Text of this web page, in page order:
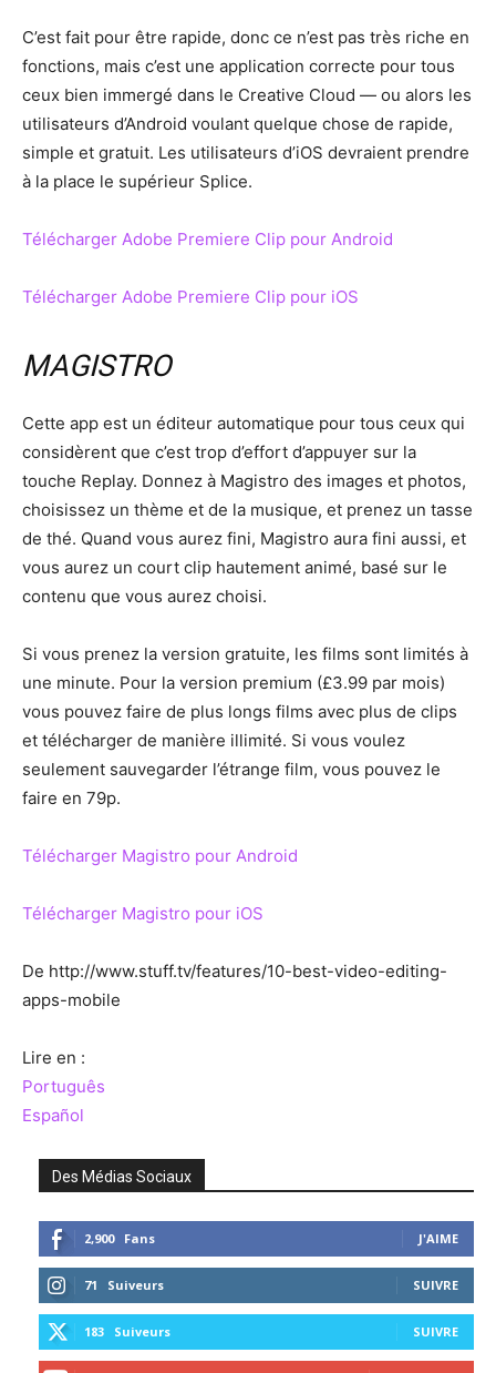
C’est fait pour être rapide, donc ce n’est pas très riche en
fonctions, mais c’est une application correcte pour tous
ceux bien immergé dans le Creative Cloud — ou alors les
utilisateurs d’Android voulant quelque chose de rapide,
simple et gratuit. Les utilisateurs d’iOS devraient prendre
à la place le supérieur Splice.
Télécharger Adobe Premiere Clip pour Android
Télécharger Adobe Premiere Clip pour iOS
MAGISTRO
Cette app est un éditeur automatique pour tous ceux qui
considèrent que c’est trop d’effort d’appuyer sur la
touche Replay. Donnez à Magistro des images et photos,
choisissez un thème et de la musique, et prenez un tasse
de thé. Quand vous aurez fini, Magistro aura fini aussi, et
vous aurez un court clip hautement animé, basé sur le
contenu que vous aurez choisi.
Si vous prenez la version gratuite, les films sont limités à
une minute. Pour la version premium (£3.99 par mois)
vous pouvez faire de plus longs films avec plus de clips
et télécharger de manière illimité. Si vous voulez
seulement sauvegarder l’étrange film, vous pouvez le
faire en 79p.
Télécharger Magistro pour Android
Télécharger Magistro pour iOS
De http://www.stuff.tv/features/10-best-video-editing-
apps-mobile
Lire en :
Português
Español
Des Médias Sociaux
2,900 Fans J'AIME
71 Suiveurs SUIVRE
183 Suiveurs SUIVRE